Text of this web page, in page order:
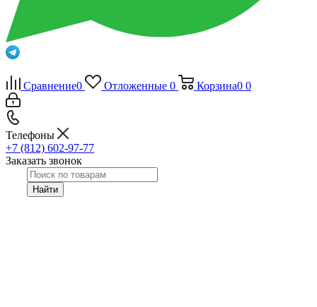
Сравнение0 Отложенные 0 Корзина0 0
Телефоны
+7 (812) 602-97-77
Заказать звонок
Найти